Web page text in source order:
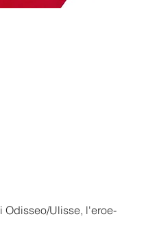
Ulisse, l'eroe-